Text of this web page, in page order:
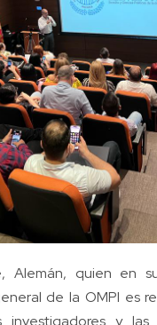
Alemán, quien en
de la OMPI es
investigadores y